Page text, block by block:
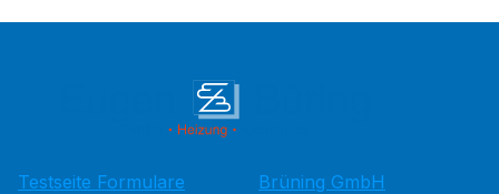
Testseite Formulare
Brüning GmbH